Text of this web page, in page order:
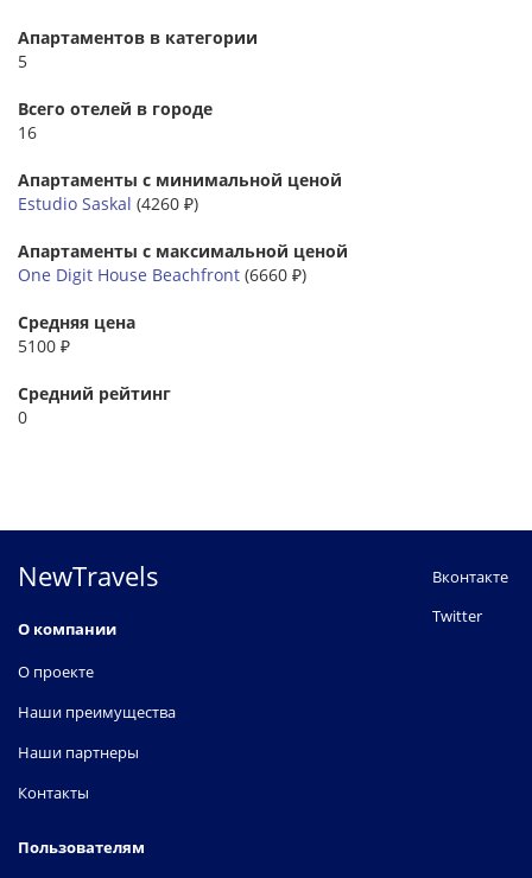
Апартаментов в категории
5
Всего отелей в городе
16
Апартаменты с минимальной ценой
Estudio Saskal (4260 ₽)
Апартаменты с максимальной ценой
One Digit House Beachfront (6660 ₽)
Средняя цена
5100 ₽
Средний рейтинг
0
NewTravels
О компании
О проекте
Наши преимущества
Наши партнеры
Контакты
Пользователям
Вконтакте
Twitter